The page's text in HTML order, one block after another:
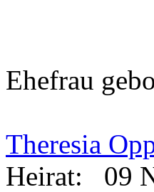
Ehefrau
Theresia
Heirat:
09